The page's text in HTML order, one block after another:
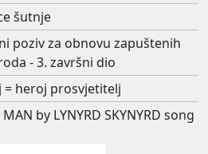
šutnje
poziv za obnovu zapuštenih
- 3. završni dio
= heroj prosvjetitelj
by LYNYRD SKYNYRD song